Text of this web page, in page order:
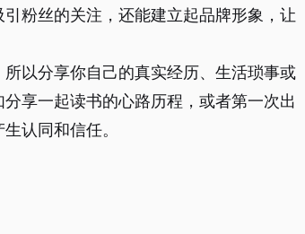
粉丝的关注，还能建立起品牌形象，让
以分享你自己的真实经历、生活琐事或
享一起读书的心路历程，或者第一次出
认同和信任。